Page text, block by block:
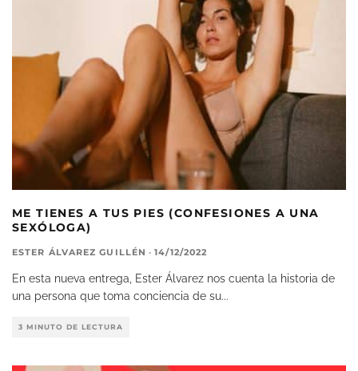
ME TIENES A TUS PIES (CONFESIONES A UNA
SEXÓLOGA)
ESTER ÁLVAREZ GUILLÉN · 14/12/2022
En esta nueva entrega, Ester Álvarez nos cuenta la historia de
una persona que toma conciencia de su...
3 MINUTO DE LECTURA